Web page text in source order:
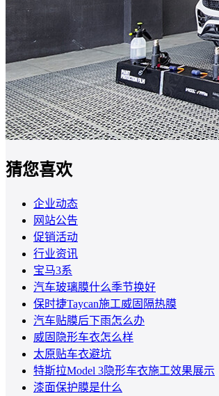
猜您喜欢
企业动态
网站公告
促销活动
行业资讯
宝马3系
汽车玻璃膜什么季节换好
保时捷Taycan施工威固隔热膜
汽车贴膜后下雨怎么办
威固隐形车衣怎么样
太原贴车衣避坑
特斯拉Model 3隐形车衣施工效果展示
漆面保护膜是什么